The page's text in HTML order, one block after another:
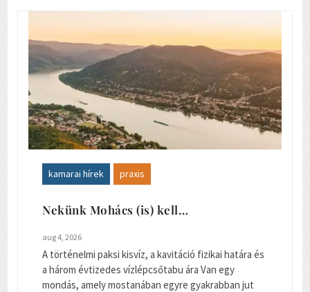
kamarai hírek praxis
Nekünk Mohács (is) kell…
aug 4, 2026
A történelmi paksi kisvíz, a kavitáció fizikai határa és
a három évtizedes vízlépcsőtabu ára Van egy
mondás, amely mostanában egyre gyakrabban jut